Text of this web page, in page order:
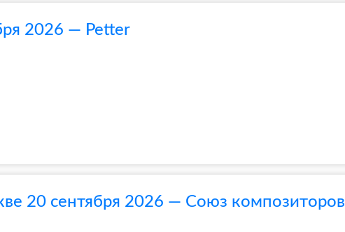
2026 — Petter
20 сентября 2026 — Союз композиторов